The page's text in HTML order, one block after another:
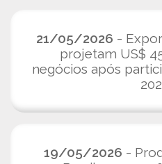
21/05/2026 -
projetam US$
negócios após
19/05/2026 -